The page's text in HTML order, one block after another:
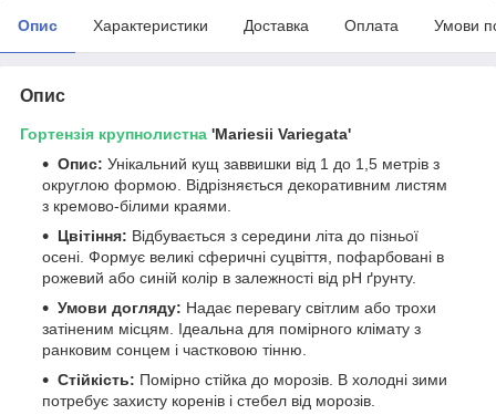
Опис Характеристики Доставка Оплата Умови
Опис
Гортензія крупнолистна 'Mariesii Variegata'
Опис: Унікальний кущ заввишки від 1 до 1,5 метрів з
округлою формою. Відрізняється декоративним листям
з кремово-білими краями.
Цвітіння: Відбувається з середини літа до пізньої
осені. Формує великі сферичні суцвіття, пофарбовані в
рожевий або синій колір в залежності від pH ґрунту.
Умови догляду: Надає перевагу світлим або трохи
затіненим місцям. Ідеальна для помірного клімату з
ранковим сонцем і частковою тінню.
Стійкість: Помірно стійка до морозів. В холодні зими
потребує захисту коренів і стебел від морозів.